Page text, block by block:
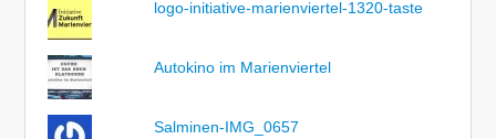
logo-initiative-marienviertel-1320-taste
Autokino im Marienviertel
Salminen-IMG_0657